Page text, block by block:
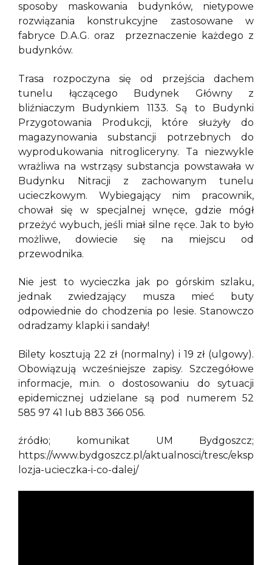
sposoby maskowania budynków, nietypowe
rozwiązania konstrukcyjne zastosowane w
fabryce D.A.G. oraz przeznaczenie każdego z
budynków.
Trasa rozpoczyna się od przejścia dachem
tunelu łączącego Budynek Główny z
bliźniaczym Budynkiem 1133. Są to Budynki
Przygotowania Produkcji, które służyły do
magazynowania substancji potrzebnych do
wyprodukowania nitrogliceryny. Ta niezwykle
wrażliwa na wstrząsy substancja powstawała w
Budynku Nitracji z zachowanym tunelu
ucieczkowym. Wybiegający nim pracownik,
chował się w specjalnej wnęce, gdzie mógł
przeżyć wybuch, jeśli miał silne ręce. Jak to było
możliwe, dowiecie się na miejscu od
przewodnika.
Nie jest to wycieczka jak po górskim szlaku,
jednak zwiedzający musza mieć buty
odpowiednie do chodzenia po lesie. Stanowczo
odradzamy klapki i sandały!
Bilety kosztują 22 zł (normalny) i 19 zł (ulgowy).
Obowiązują wcześniejsze zapisy. Szczegółowe
informacje, m.in. o dostosowaniu do sytuacji
epidemicznej udzielane są pod numerem 52
585 97 41 lub 883 366 056.
źródło; komunikat UM Bydgoszcz;
https://www.bydgoszcz.pl/aktualnosci/tresc/eksp
lozja-ucieczka-i-co-dalej/